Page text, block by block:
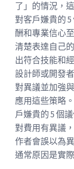
了」的情況，
對客戶嫌貴的
酬和專業信心
清楚表達自己
出符合技能和
設計師或開發
對異議並加強
應用這些策略
戶嫌貴的 5 個
對費用有異議
作者會誤以為
通常原因是實